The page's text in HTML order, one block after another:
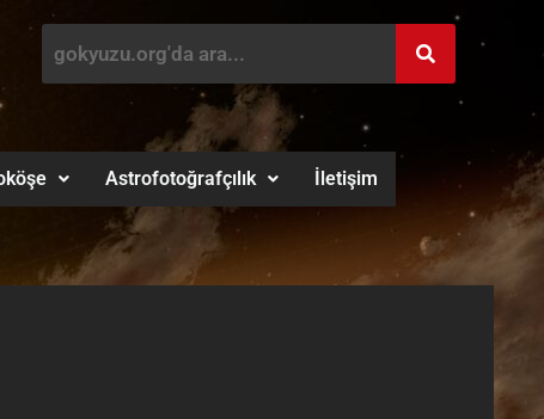
Astrofotoğrafçılık İletişim